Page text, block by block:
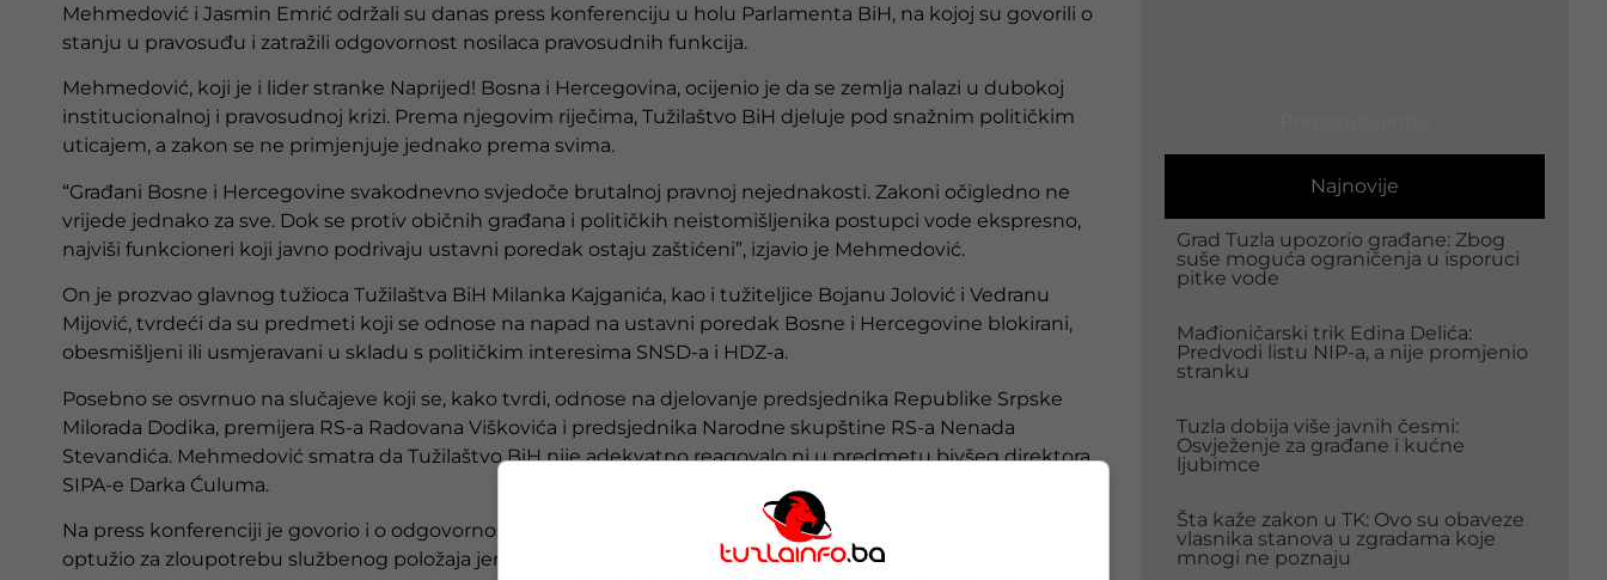
Mehmedović i Jasmin Emrić održali su danas press konferenciju u holu Parlamenta BiH, na kojoj su govorili o
stanju u pravosuđu i zatražili odgovornost nosilaca pravosudnih funkcija.
Mehmedović, koji je i lider stranke Naprijed! Bosna i Hercegovina, ocijenio je da se zemlja nalazi u dubokoj
institucionalnoj i pravosudnoj krizi. Prema njegovim riječima, Tužilaštvo BiH djeluje pod snažnim političkim
uticajem, a zakon se ne primjenjuje jednako prema svima.
“Građani Bosne i Hercegovine svakodnevno svjedoče brutalnoj pravnoj nejednakosti. Zakoni očigledno ne
vrijede jednako za sve. Dok se protiv običnih građana i političkih neistomišljenika postupci vode ekspresno,
najviši funkcioneri koji javno podrivaju ustavni poredak ostaju zaštićeni”, izjavio je Mehmedović.
On je prozvao glavnog tužioca Tužilaštva BiH Milanka Kajganića, kao i tužiteljice Bojanu Jolović i Vedranu
Mijović, tvrdeći da su predmeti koji se odnose na napad na ustavni poredak Bosne i Hercegovine blokirani,
obesmišljeni ili usmjeravani u skladu s političkim interesima SNSD-a i HDZ-a.
Posebno se osvrnuo na slučajeve koji se, kako tvrdi, odnose na djelovanje predsjednika Republike Srpske
Milorada Dodika, premijera RS-a Radovana Viškovića i predsjednika Narodne skupštine RS-a Nenada
Stevandića. Mehmedović smatra da Tužilaštvo BiH nije adekvatno reagovalo ni u predmetu bivšeg direktora
SIPA-e Darka Ćuluma.
Na press konferenciji je govorio i o odgovornosti predsjedavajuće Vijeća ministara BiH Borjane Krišto, koju je
optužio za zloupotrebu službenog položaja jer, kako tvrdi, nije predložila smjenu Darka Ćuluma niti
Najnovije
Grad Tuzla upozorio građane: Zbog
suše moguća ograničenja u isporuci
pitke vode
Mađioničarski trik Edina Delića:
Predvodi listu NIP-a, a nije promjenio
stranku
Tuzla dobija više javnih česmi:
Osvježenje za građane i kućne
ljubimce
Šta kaže zakon u TK: Ovo su obaveze
vlasnika stanova u zgradama koje
mnogi ne poznaju